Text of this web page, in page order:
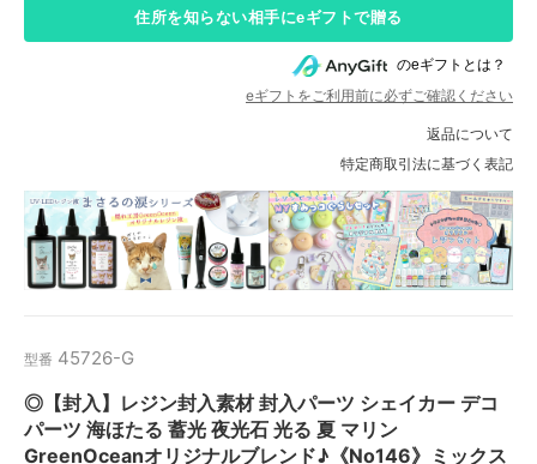
住所を知らない相手にeギフトで贈る
のeギフトとは？
eギフトをご利用前に必ずご確認ください
返品について
特定商取引法に基づく表記
型番 45726-G
◎【封入】レジン封入素材 封入パーツ シェイカー デコ
パーツ 海ほたる 蓄光 夜光石 光る 夏 マリン
GreenOceanオリジナルブレンド♪《No146》ミックス